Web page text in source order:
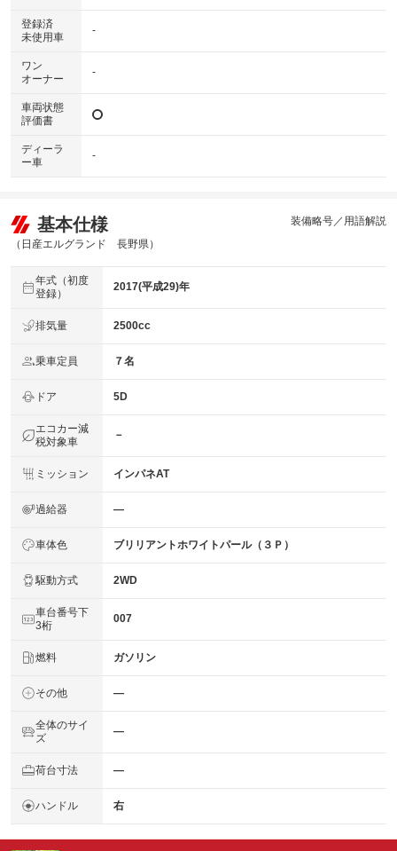
登録済
未使用車
-
ワン
オーナー
-
車両状態
評価書
ディーラ
ー車
-
基本仕様
（日産エルグランド 長野県）
装備略号／用語解説
年式（初度
登録）
2017(平成29)年
排気量 2500cc
乗車定員 ７名
ドア 5D
エコカー減
税対象車
－
ミッション インパネAT
過給器 ―
車体色 ブリリアントホワイトパール（３Ｐ）
駆動方式 2WD
車台番号下
3桁
007
燃料 ガソリン
その他 ―
全体のサイ
ズ
―
荷台寸法 ―
ハンドル 右